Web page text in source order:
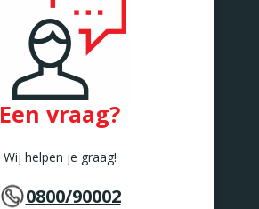
Een vraag?
Wij helpen je graag!
0800/90002